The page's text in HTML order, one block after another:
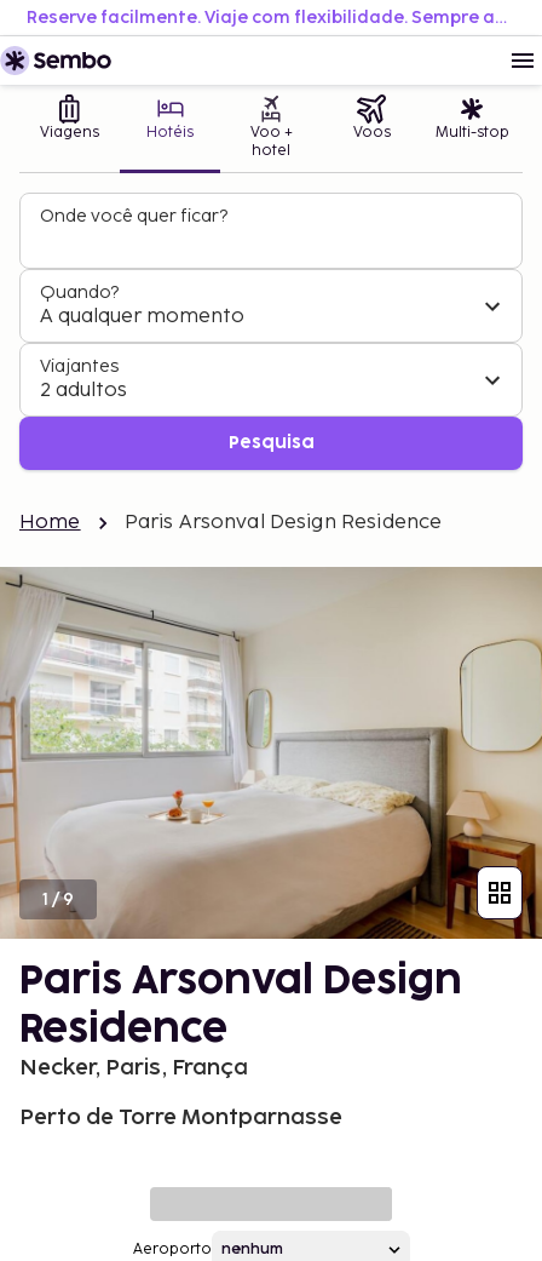
Reserve facilmente. Viaje com flexibilidade. Sempre ao melhor preço.
Viagens Hotéis
Voo +
hotel
Voos Multi-stop
Onde você quer ficar?
Quando?
A qualquer momento
Viajantes
2 adultos
Pesquisa
Home Paris Arsonval Design Residence
1 /9
Paris Arsonval Design
Residence
Necker, Paris, França
Perto de Torre Montparnasse
Aeroporto